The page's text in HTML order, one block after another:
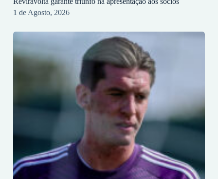
1 de Agosto, 2026